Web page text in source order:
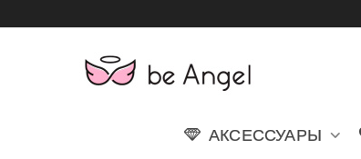
АКСЕССУАРЫ